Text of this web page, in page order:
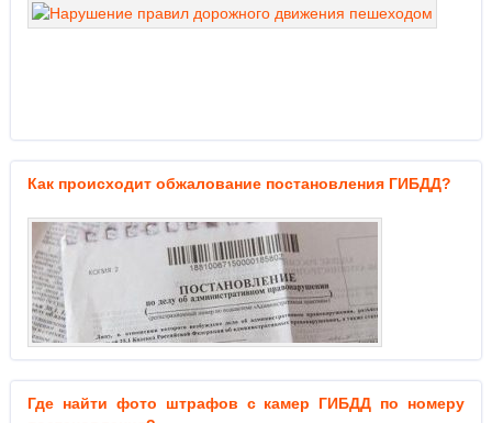
Как происходит обжалование постановления ГИБДД?
Где найти фото штрафов с камер ГИБДД по номеру